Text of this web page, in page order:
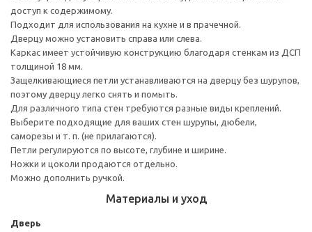
доступ к содержимому.
Подходит для использования на кухне и в прачечной.
Дверцу можно установить справа или слева.
Каркас имеет устойчивую конструкцию благодаря стенкам из ДСП
толщиной 18 мм.
Защелкивающиеся петли устанавливаются на дверцу без шурупов,
поэтому дверцу легко снять и помыть.
Для различного типа стен требуются разные виды креплений.
Выберите подходящие для ваших стен шурупы, дюбели,
саморезы и т. п. (не прилагаются).
Петли регулируются по высоте, глубине и ширине.
Ножки и цоколи продаются отдельно.
Можно дополнить ручкой.
Материалы и уход
Дверь